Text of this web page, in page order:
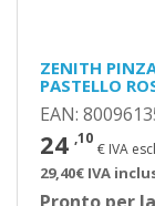
ZENITH
PASTELLO
EAN:
24 ,10
€ IVA
29,40€ IVA